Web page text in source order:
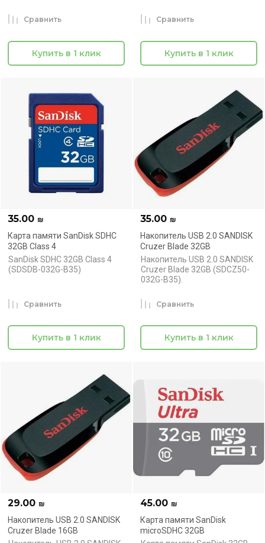
Сравнить
Купить в 1 клик
Сравнить
Купить в 1 клик
35.00 ₪
Карта памяти SanDisk SDHC
32GB Class 4
SanDisk SDHC 32GB Class 4
(SDSDB-032G-B35)
Сравнить
Купить в 1 клик
35.00 ₪
Накопитель USB 2.0 SANDISK
Cruzer Blade 32GB
Накопитель USB 2.0 SANDISK
Cruzer Blade 32GB (SDCZ50-
032G-B35).
Сравнить
Купить в 1 клик
29.00 ₪
Накопитель USB 2.0 SANDISK
Cruzer Blade 16GB
45.00 ₪
Карта памяти SanDisk
microSDHC 32GB